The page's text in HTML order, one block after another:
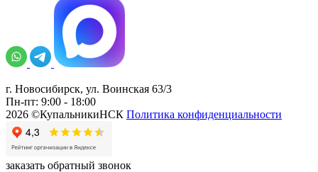
г. Новосибирск, ул. Воинская 63/3
Пн-пт: 9:00 - 18:00
2026 ©КупальникиНСК Политика конфиденциальности
заказать обратный звонок